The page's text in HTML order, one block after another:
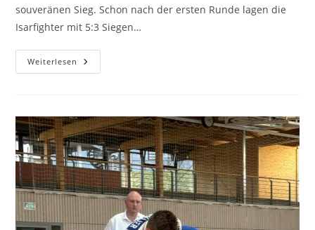
souveränen Sieg. Schon nach der ersten Runde lagen die
Isarfighter mit 5:3 Siegen…
Weiterlesen